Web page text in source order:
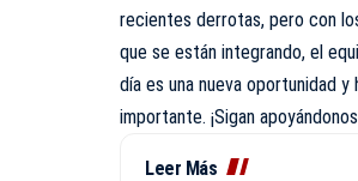
recientes derrotas, pero con
que se están integrando, el
día es una nueva oportunidad y
importante. ¡Sigan
Leer Más